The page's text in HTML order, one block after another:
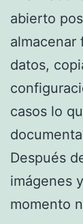
abierto
almacenar
datos,
casos lo
Después
imágenes
momento